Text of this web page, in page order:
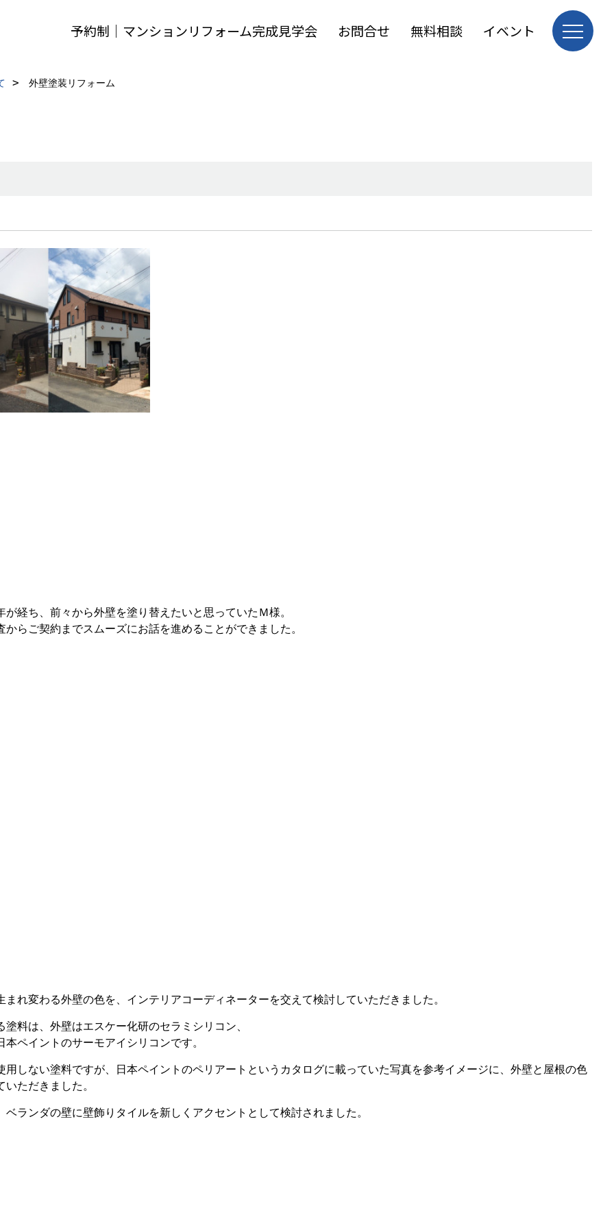
予約制｜マンションリフォーム完成見学会 お問合せ 無料相談 イベント
外壁塗装リフォーム
が経ち、前々から外壁を塗り替えたいと思っていたＭ様。
からご契約までスムーズにお話を進めることができました。
まれ変わる外壁の色を、インテリアコーディネーターを交えて検討していただきました。
塗料は、外壁はエスケー化研のセラミシリコン、
本ペイントのサーモアイシリコンです。
用しない塗料ですが、日本ペイントのペリアートというカタログに載っていた写真を参考イメージに、外壁と屋根の色
いただきました。
ベランダの壁に壁飾りタイルを新しくアクセントとして検討されました。